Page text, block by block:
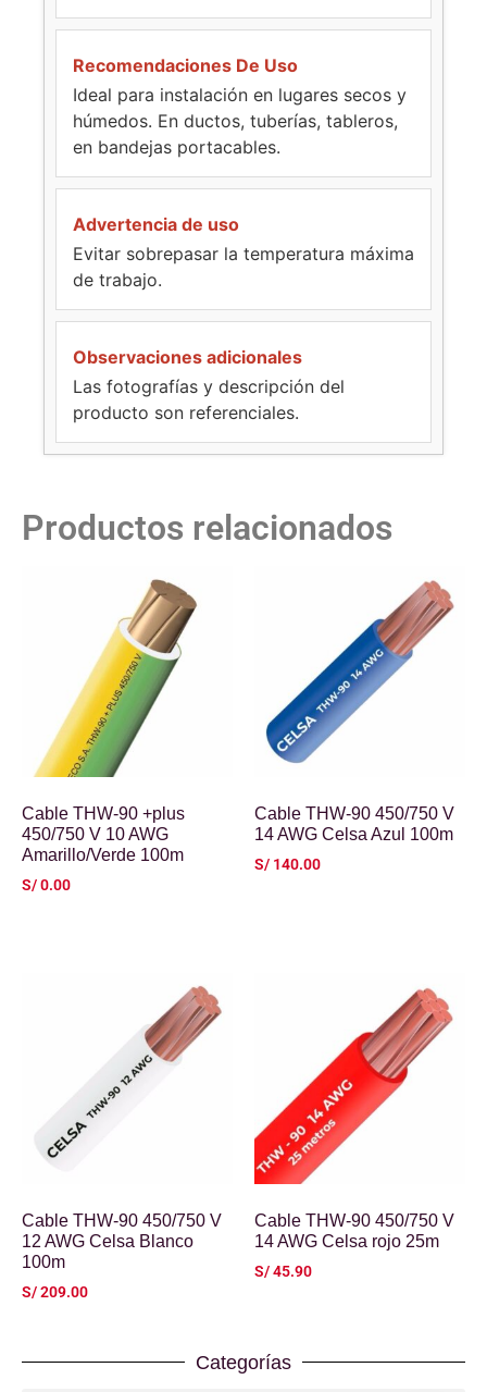
Recomendaciones De Uso
Ideal para instalación en lugares secos y
húmedos. En ductos, tuberías, tableros,
en bandejas portacables.
Advertencia de uso
Evitar sobrepasar la temperatura máxima
de trabajo.
Observaciones adicionales
Las fotografías y descripción del
producto son referenciales.
Productos relacionados
Cable THW-90 +plus
450/750 V 10 AWG
Amarillo/Verde 100m
S/0.00
Cable THW-90 450/750 V
14 AWG Celsa Azul 100m
S/ 140.00
Cable THW-90 450/750 V
12 AWG Celsa Blanco
100m
S/209.00
Cable THW-90 450/750 V
14 AWG Celsa rojo 25m
S/45.90
Categorías